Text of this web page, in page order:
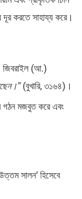
দূর করতে সাহায্য করে।
জিবরাইল (আ.)
(বুখারি, ৩১৬৪)।
গঠন মজবুত করে এবং
সালন’ হিসেবে